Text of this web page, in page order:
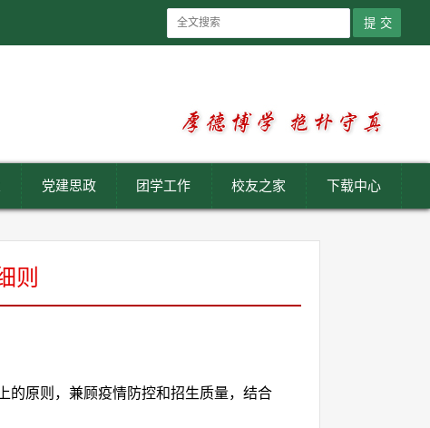
党建思政 团学工作 校友之家 下载中心
则
的原则，兼顾疫情防控和招生质量，结合